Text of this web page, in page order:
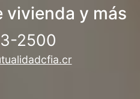
vivienda y más
2500